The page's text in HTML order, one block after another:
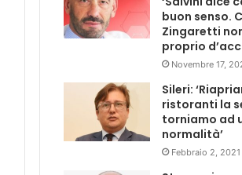
buon senso.
Zingaretti
proprio
Novembre 17,
Sileri:
ristoranti la
torniamo ad
normalità’
Febbraio 2, 2021